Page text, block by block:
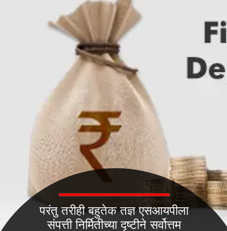
परंतु तरीही बहुतेक तज्ञ एसआयपीला
संपत्ती निर्मितीच्या दृष्टीने सर्वोत्तम